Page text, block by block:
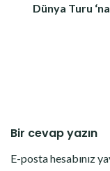
Dünya Turu ‘na
Bir cevap yazın
E-posta hesabınız